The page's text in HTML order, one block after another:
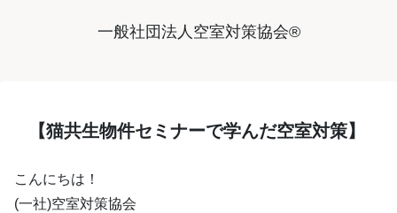
一般社団法人空室対策協会®︎
【猫共生物件セミナーで学んだ空室対策】
こんにちは！
(一社)空室対策協会